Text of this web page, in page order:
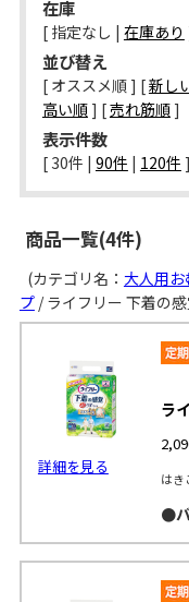
在庫
[ 指定なし | 在庫あり
並び替え
[ オススメ順 ] [新し
高い順] [売れ筋順]
表示件数
[ 30件 | 90件 | 120件 ]
商品一覧(4件)
(カテゴリ名： 大人用お
プ/ ライフリー 下着の
詳細を見る
ラ
はき
●